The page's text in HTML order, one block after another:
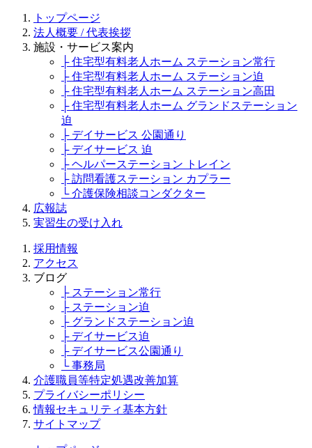
トップページ
法人概要 / 代表挨拶
施設・サービス案内
├ 住宅型有料老人ホーム ステーション常行
├ 住宅型有料老人ホーム ステーション迫
├ 住宅型有料老人ホーム ステーション高田
├ 住宅型有料老人ホーム グランドステーション
迫
├ デイサービス 公園通り
├ デイサービス 迫
├ ヘルパーステーション トレイン
├ 訪問看護ステーション カプラー
└ 介護保険相談コンダクター
広報誌
実習生の受け入れ
採用情報
アクセス
ブログ
├ ステーション常行
├ ステーション迫
├ グランドステーション迫
├ デイサービス迫
├ デイサービス公園通り
└ 事務局
介護職員等特定処遇改善加算
プライバシーポリシー
情報セキュリティ基本方針
サイトマップ